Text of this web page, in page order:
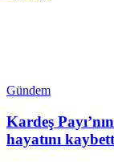
Gündem
Kardeş
hayatını